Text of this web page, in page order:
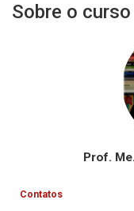
Sobre o curso
Prof.
Contatos